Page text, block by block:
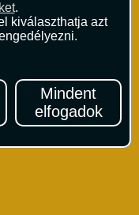
.
kiválaszthatja azt
Mindent
elfogadok
utazási